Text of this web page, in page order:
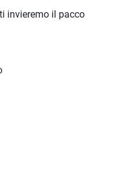
invieremo il pacco